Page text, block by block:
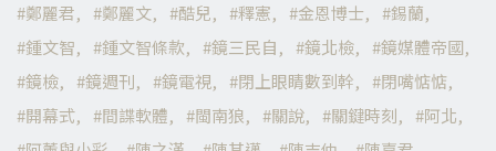
鄭麗君
鄭麗文 酷兒 釋憲 金恩博士
錫蘭
鍾文智
鍾文智條款 鏡三民自 鏡北檢
鏡媒體帝國
鏡檢
鏡週刊 鏡電視 閉上眼睛數到幹
閉嘴惦惦
開幕式
間諜軟體 閩南狼 關說 關鍵時刻
阿北